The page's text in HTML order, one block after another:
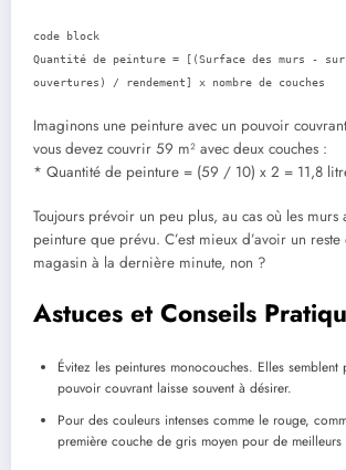
code block
Quantité de peinture = [(Surface des murs -
ouvertures) / rendement] x nombre de couches
Imaginons une peinture avec un pouvoir
vous devez couvrir 59 m² avec deux couches :
* Quantité de peinture = (59 / 10) x 2 = 11,8
Toujours prévoir un peu plus, au cas où les murs
peinture que prévu. C’est mieux d’avoir un
magasin à la dernière minute, non ?
Astuces et Conseils
Évitez les peintures monocouches. Elles semblent
pouvoir couvrant laisse souvent à désirer.
Pour des couleurs intenses comme le rouge,
première couche de gris moyen pour de meilleurs